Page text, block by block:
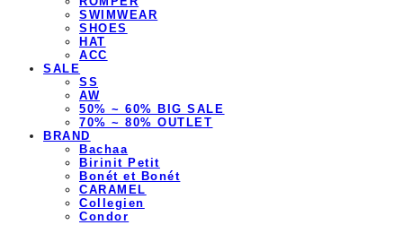
SWIMWEAR
SHOES
HAT
ACC
SALE
SS
AW
50% ~ 60% BIG SALE
70% ~ 80% OUTLET
BRAND
Bachaa
Birinit Petit
Bonét et Bonét
CARAMEL
Collegien
Condor